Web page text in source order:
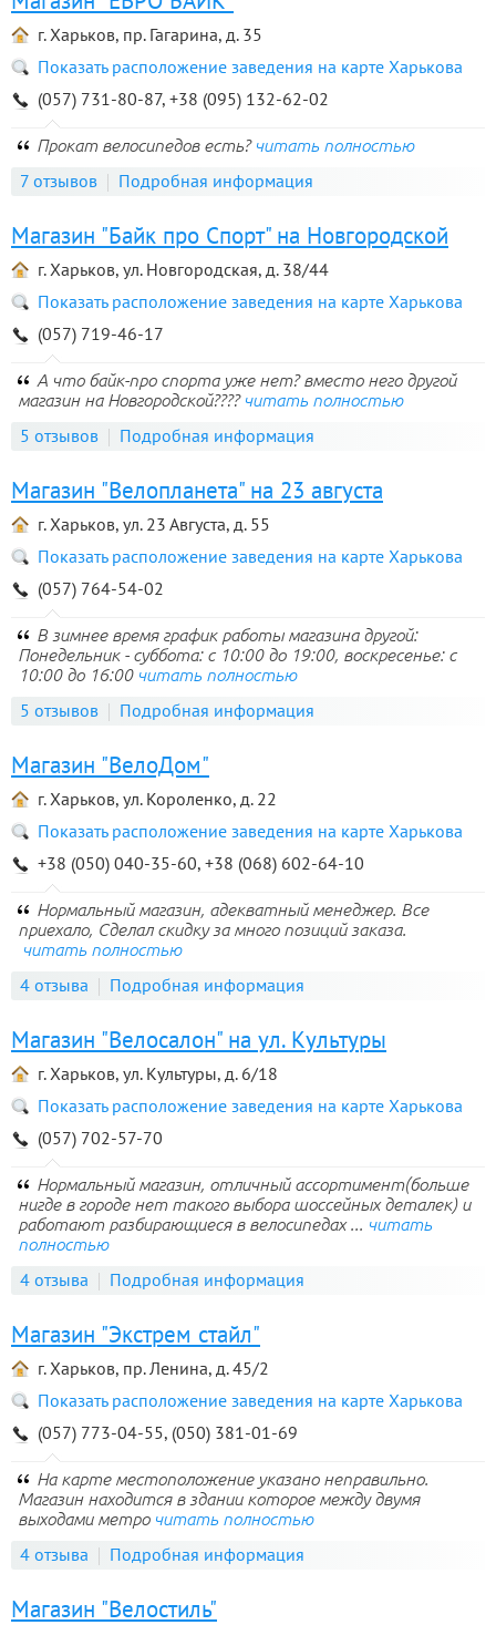
г. Харьков, пр. Гагарина, д. 35
Показать расположение заведения на карте Харькова
(057) 731-80-87, +38 (095) 132-62-02
Прокат велосипедов есть? читать полностью
7 отзывов Подробная информация
Магазин "Байк про Спорт" на Новгородской
г. Харьков, ул. Новгородская, д. 38/44
Показать расположение заведения на карте Харькова
(057) 719-46-17
А что байк-про спорта уже нет? вместо него другой
магазин на Новгородской???? читать полностью
5 отзывов Подробная информация
Магазин "Велопланета" на 23 августа
г. Харьков, ул. 23 Августа, д. 55
Показать расположение заведения на карте Харькова
(057) 764-54-02
В зимнее время график работы магазина другой:
Понедельник - суббота: с 10:00 до 19:00, воскресенье: с
10:00 до 16:00 читать полностью
5 отзывов Подробная информация
Магазин "ВелоДом"
г. Харьков, ул. Короленко, д. 22
Показать расположение заведения на карте Харькова
+38 (050) 040-35-60, +38 (068) 602-64-10
Нормальный магазин, адекватный менеджер. Все
приехало, Сделал скидку за много позиций заказа.
читать полностью
4 отзыва Подробная информация
Магазин "Велосалон" на ул. Культуры
г. Харьков, ул. Культуры, д. 6/18
Показать расположение заведения на карте Харькова
(057) 702-57-70
Нормальный магазин, отличный ассортимент(больше
нигде в городе нет такого выбора шоссейных деталек) и
работают разбирающиеся в велосипедах ... читать
полностью
4 отзыва Подробная информация
Магазин "Экстрем стайл"
г. Харьков, пр. Ленина, д. 45/2
Показать расположение заведения на карте Харькова
(057) 773-04-55, (050) 381-01-69
На карте местоположение указано неправильно.
Магазин находится в здании которое между двумя
выходами метро читать полностью
4 отзыва Подробная информация
Магазин "Велостиль"